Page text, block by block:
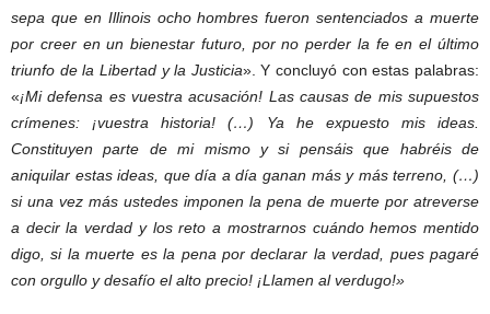
sepa que en Illinois ocho hombres fueron sentenciados a muerte
por creer en un bienestar futuro, por no perder la fe en el último
triunfo de la Libertad y la Justicia». Y concluyó con estas palabras:
«¡Mi defensa es vuestra acusación! Las causas de mis supuestos
crímenes: ¡vuestra historia! (…) Ya he expuesto mis ideas.
Constituyen parte de mi mismo y si pensáis que habréis de
aniquilar estas ideas, que día a día ganan más y más terreno, (…)
si una vez más ustedes imponen la pena de muerte por atreverse
a decir la verdad y los reto a mostrarnos cuándo hemos mentido
digo, si la muerte es la pena por declarar la verdad, pues pagaré
con orgullo y desafío el alto precio! ¡Llamen al verdugo!»